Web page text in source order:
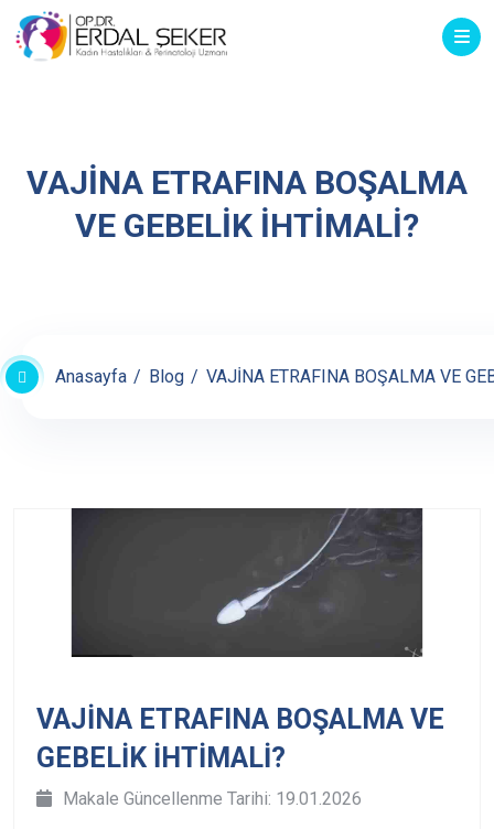
VAJİNA ETRAFINA BOŞALMA
VE GEBELİK İHTİMALİ?
Anasayfa Blog VAJİNA ETRAFINA BOŞALMA VE
VAJİNA ETRAFINA BOŞALMA VE
GEBELİK İHTİMALİ?
Makale Güncellenme Tarihi: 19.01.2026